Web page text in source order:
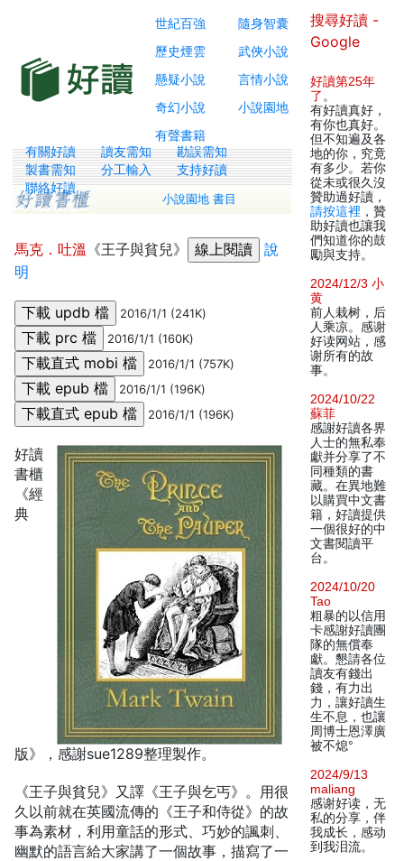
世紀百強
隨身智囊
歷史煙雲
武俠小說
懸疑小說
言情小說
奇幻小說
小說園地
有聲書籍
有關好讀 讀友需知
勘誤需知
製書需知
分工輸入
支持好讀
聯絡好讀
小說園地 書目
馬克．吐溫 《王子與貧兒》
說
明
2016/1/1 (241K)
2016/1/1 (160K)
2016/1/1 (757K)
2016/1/1 (196K)
2016/1/1 (196K)
好讀
書櫃
《經
典
版》，感謝sue1289整理製作。
《王子與貧兒》又譯《王子與乞丐》。用很
久以前就在英國流傳的《王子和侍從》的故
事為素材，利用童話的形式、巧妙的諷刺、
幽默的語言給大家講了一個故事，描寫了一
搜尋好讀 -
Google
好讀第25年
了 。
有好讀真好，
有你也真好。
但不知遍及各
地的你，究竟
有多少。若你
從未或很久沒
贊助過好讀，
請按這裡 ，贊
助好讀也讓我
們知道你的鼓
勵與支持。
2024/12/3 小
黄
前人栽树，后
人乘凉。感谢
好读网站，感
谢所有的故
事。
2024/10/22
蘇菲
感謝好讀各界
人士的無私奉
獻并分享了不
同種類的書
藏。在異地難
以購買中文書
籍，好讀提供
一個很好的中
文書閱讀平
台。
2024/10/20
Tao
粗暴的以信用
卡感謝好讀團
隊的無償奉
獻。懇請各位
讀友有錢出
錢，有力出
力，讓好讀生
生不息，也讓
周博士恩澤廣
被不熄°
2024/9/13
maliang
感谢好读，无
私的分享，伴
我成长，感动
到我泪流。